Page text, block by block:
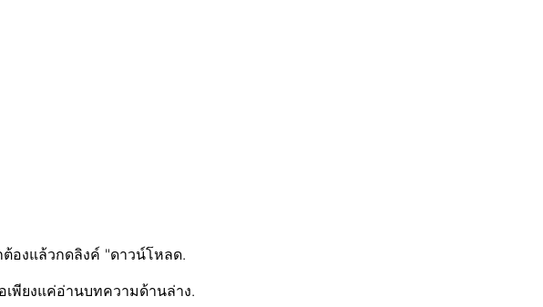
องแล้วกดลิงค์ "ดาวน์โหลด.
พียงแค่อ่านบทความด้านล่าง.